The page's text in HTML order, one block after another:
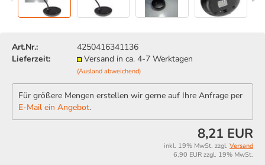
Art.Nr.:
4250416341136
Lieferzeit:
Versand in ca. 4-7 Werktagen
(Ausland abweichend)
Für größere Mengen erstellen wir gerne auf Ihre Anfrage per
E-Mail ein Angebot.
8,21 EUR
inkl. 19% MwSt. zzgl. Versand
6,90 EUR zzgl. 19% MwSt.